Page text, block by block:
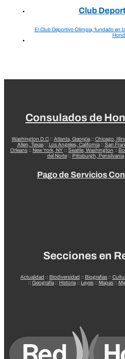
Club
El Club Deportivo Olimpia, fundado en
Consulados de
Washington D.C :: Atlanta, Georgia :: Chicago,
Allen, Texas:: Los Angeles, California:: San
Orleans :: New York, NY :: Seattle, Washington ::
del Norte:: Pittsburgh, Pensilvania
Pago de Servicios
Secciones en
Actualidad :: Biodiversidad :: Biografías ::
:: Geografía :: Historia :: Leyes :: Mapas ::